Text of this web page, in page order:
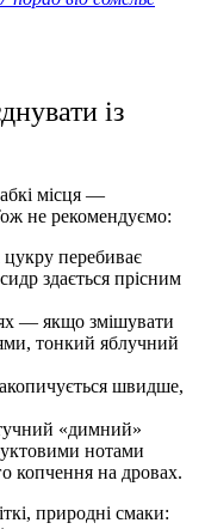
із
місця —
не рекомендуємо:
перебиває
здається прісним
— якщо змішувати
тонкий яблучний
швидше,
«димний»
нотами
копчення на дровах.
природні смаки: